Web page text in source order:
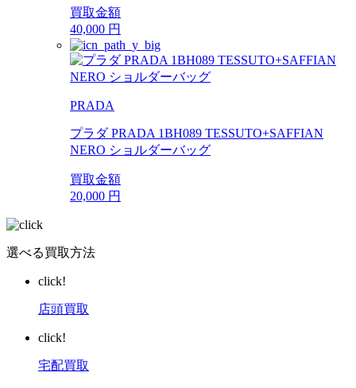
買取金額
40,000 円
PRADA
プラダ PRADA 1BH089 TESSUTO+SAFFIAN
NERO ショルダーバッグ
買取金額
20,000 円
選べる買取方法
click!
店頭買取
click!
宅配買取